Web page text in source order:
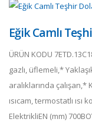
Eğik Camlı
ÜRÜN KODU
gazlı, üflemeli,*
aralıklarında çalışan,*
ısıcam, termostatlı
ElektrikliEN (mm)